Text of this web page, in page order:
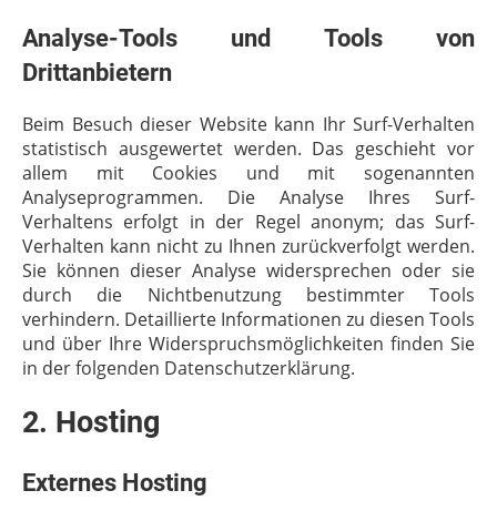
Analyse-Tools und Tools von
Drittanbietern
Beim Besuch dieser Website kann Ihr Surf-Verhalten
statistisch ausgewertet werden. Das geschieht vor
allem mit Cookies und mit sogenannten
Analyseprogrammen. Die Analyse Ihres Surf-
Verhaltens erfolgt in der Regel anonym; das Surf-
Verhalten kann nicht zu Ihnen zurückverfolgt werden.
Sie können dieser Analyse widersprechen oder sie
durch die Nichtbenutzung bestimmter Tools
verhindern. Detaillierte Informationen zu diesen Tools
und über Ihre Widerspruchsmöglichkeiten finden Sie
in der folgenden Datenschutzerklärung.
2. Hosting
Externes Hosting